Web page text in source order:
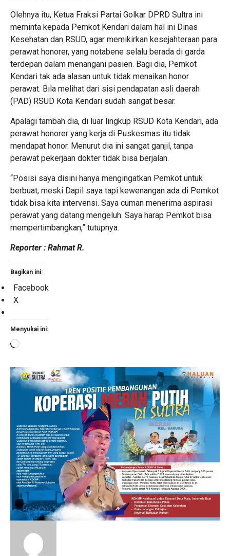
Olehnya itu, Ketua Fraksi Partai Golkar DPRD Sultra ini
meminta kepada Pemkot Kendari dalam hal ini Dinas
Kesehatan dan RSUD, agar memikirkan kesejahteraan para
perawat honorer, yang notabene selalu berada di garda
terdepan dalam menangani pasien. Bagi dia, Pemkot
Kendari tak ada alasan untuk tidak menaikan honor
perawat. Bila melihat dari sisi pendapatan asli daerah
(PAD) RSUD Kota Kendari sudah sangat besar.
Apalagi tambah dia, di luar lingkup RSUD Kota Kendari, ada
perawat honorer yang kerja di Puskesmas itu tidak
mendapat honor. Menurut dia ini sangat ganjil, tanpa
perawat pekerjaan dokter tidak bisa berjalan.
“Posisi saya disini hanya mengingatkan Pemkot untuk
berbuat, meski Dapil saya tapi kewenangan ada di Pemkot
tidak bisa kita intervensi. Saya cuman menerima aspirasi
perawat yang datang mengeluh. Saya harap Pemkot bisa
mempertimbangkan,” tutupnya.
Reporter : Rahmat R.
Bagikan ini:
Facebook
X
Menyukai ini:
Memuat...